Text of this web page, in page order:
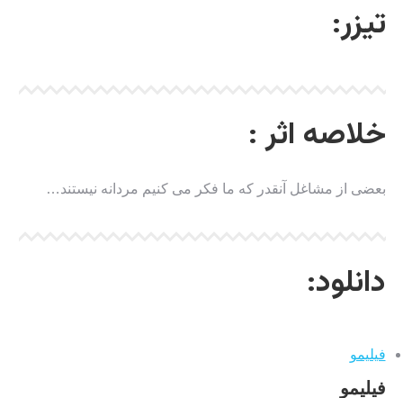
تیزر:
خلاصه اثر :
بعضی از مشاغل آنقدر که ما فکر می کنیم مردانه نیستند…
دانلود:
فیلیمو
فیلیمو